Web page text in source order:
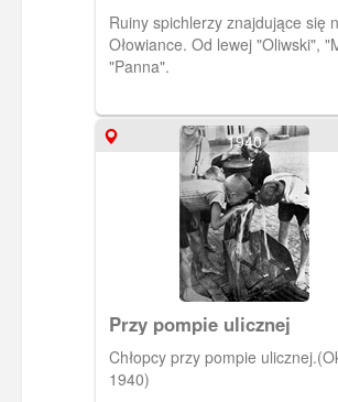
Ołowianki
Ruiny spichlerzy znajdujące się
Ołowiance. Od lewej "Oliwski",
"Panna".
1940
Przy pompie ulicznej
Chłopcy przy pompie
1940)